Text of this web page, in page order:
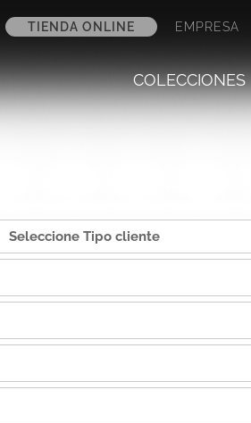
TIENDA ONLINE EMPRESA
COLECCIONES